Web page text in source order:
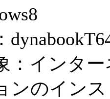
：インタ
ンのイン